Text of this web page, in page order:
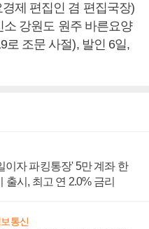
제 편집인 겸 편집국장)
소 강원도 원주 바른요양
로 조문 사절), 발인 6일,
이자 파킹통장' 5만 계좌 한
출시, 최고 연 2.0% 금리
통신